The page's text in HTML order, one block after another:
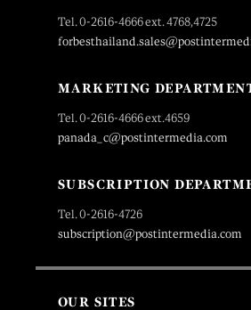
Tel. 0-2616-4666 ext. 4768,4725
MARKETING
Tel. 0-2616-4666 ext.4659
panada_c@postintermedia.com
SUBSCRIPTION
Tel. 0-2616-4726
subscription@postintermedia.com
OUR SITES